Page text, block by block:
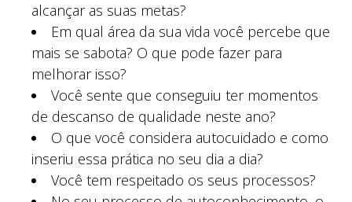
alcançar as suas metas?
Em qual área da sua vida você percebe que
mais se sabota? O que pode fazer para
melhorar isso?
Você sente que conseguiu ter momentos
de descanso de qualidade neste ano?
O que você considera autocuidado e como
inseriu essa prática no seu dia a dia?
Você tem respeitado os seus processos?